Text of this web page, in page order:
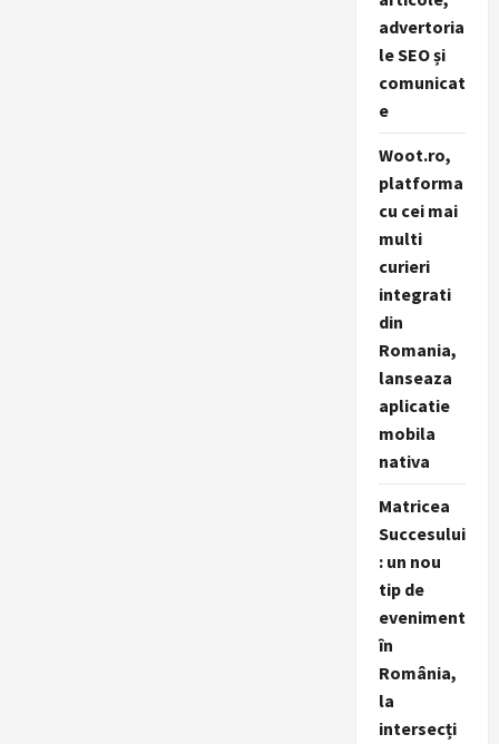
advertoria
le SEO și
comunicat
e
Woot.ro,
platforma
cu cei mai
multi
curieri
integrati
din
Romania,
lanseaza
aplicatie
mobila
nativa
Matricea
Succesului
: un nou
tip de
eveniment
în
România,
la
intersecți